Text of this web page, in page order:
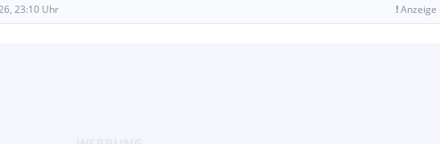
23:10 Uhr !Anzeige